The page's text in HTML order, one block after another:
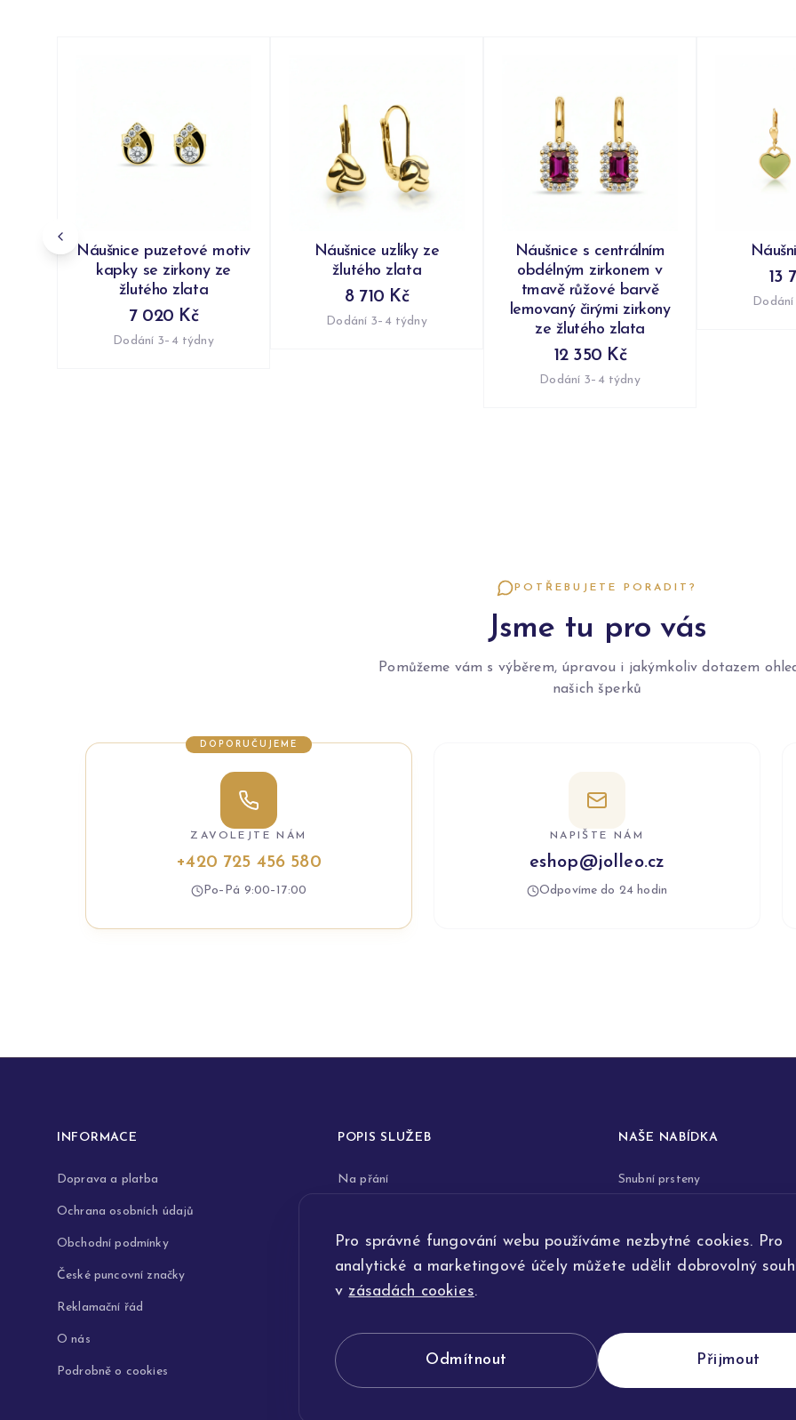
Pro správné fungování webu používáme nezbytné cookies. Pro
analytické a marketingové účely můžete udělit dobrovolný
v zásadách cookies.
Odmítnout Přijmout
Náušnice puzetové motiv
kapky se zirkony ze
žlutého zlata
7 020 Kč
Dodání 3–4 týdny
Náušnice uzlíky ze
žlutého zlata
8 710 Kč
Dodání 3–4 týdny
Náušnice s centrálním
obdélným zirkonem v
tmavě růžové barvě
lemovaný čirými zirkony
ze žlutého zlata
12 350 Kč
Dodání 3–4 týdny
13
POTŘEBUJETE PORADIT?
Jsme tu pro vás
Pomůžeme vám s výběrem, úpravou i jakýmkoliv dotazem
našich šperků
DOPORUČUJEME
ZAVOLEJTE NÁM
+420 725 456 580
Po–Pá 9:00–17:00
NAPIŠTE NÁM
eshop@jolleo.cz
Odpovíme do 24 hodin
INFORMACE
Doprava a platba
Ochrana osobních údajů
Obchodní podmínky
České puncovní značky
Reklamační řád
O nás
Podrobně o cookies
POPIS SLUŽEB
Na přání
Opravy a renovace šperků
Výkup zlata
NAŠE NABÍDKA
Snubní prsteny
Šperky
Na přání